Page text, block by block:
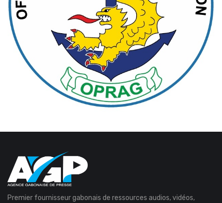
Premier fournisseur gabonais de ressources audios, vidéos,